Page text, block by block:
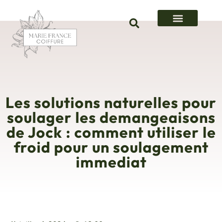
Les solutions naturelles pour
soulager les demangeaisons
de Jock : comment utiliser le
froid pour un soulagement
immediat